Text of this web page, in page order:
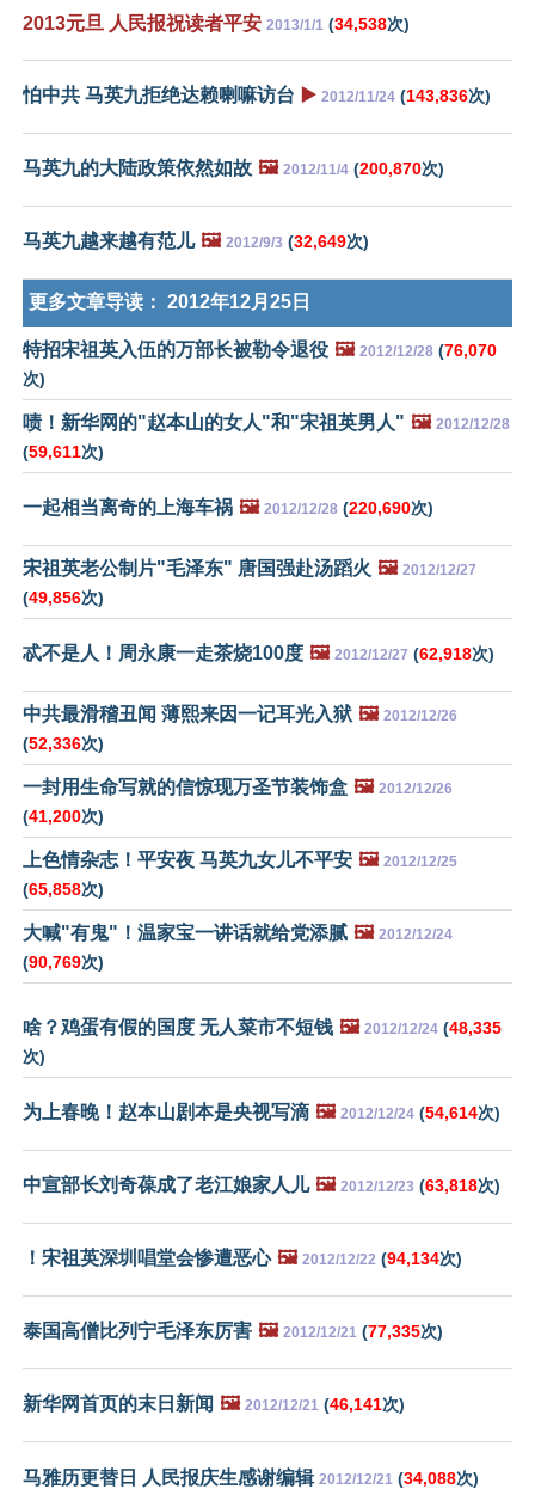
2013元旦 人民报祝读者平安 2013/1/1 (34,538次)
怕中共 马英九拒绝达赖喇嘛访台 ▶️ 2012/11/24 (143,836次)
马英九的大陆政策依然如故 🖼️ 2012/11/4 (200,870次)
马英九越来越有范儿 🖼️ 2012/9/3 (32,649次)
更多文章导读： 2012年12月25日
特招宋祖英入伍的万部长被勒令退役 🖼️ 2012/12/28 (76,070
次)
啧！新华网的"赵本山的女人"和"宋祖英男人" 🖼️ 2012/12/28
(59,611次)
一起相当离奇的上海车祸 🖼️ 2012/12/28 (220,690次)
宋祖英老公制片"毛泽东" 唐国强赴汤蹈火 🖼️ 2012/12/27
(49,856次)
忒不是人！周永康一走茶烧100度 🖼️ 2012/12/27 (62,918次)
中共最滑稽丑闻 薄熙来因一记耳光入狱 🖼️ 2012/12/26
(52,336次)
一封用生命写就的信惊现万圣节装饰盒 🖼️ 2012/12/26
(41,200次)
上色情杂志！平安夜 马英九女儿不平安 🖼️ 2012/12/25
(65,858次)
大喊"有鬼"！温家宝一讲话就给党添腻 🖼️ 2012/12/24
(90,769次)
啥？鸡蛋有假的国度 无人菜市不短钱 🖼️ 2012/12/24 (48,335
次)
为上春晚！赵本山剧本是央视写滴 🖼️ 2012/12/24 (54,614次)
中宣部长刘奇葆成了老江娘家人儿 🖼️ 2012/12/23 (63,818次)
！宋祖英深圳唱堂会惨遭恶心 🖼️ 2012/12/22 (94,134次)
泰国高僧比列宁毛泽东厉害 🖼️ 2012/12/21 (77,335次)
新华网首页的末日新闻 🖼️ 2012/12/21 (46,141次)
马雅历更替日 人民报庆生感谢编辑 2012/12/21 (34,088次)